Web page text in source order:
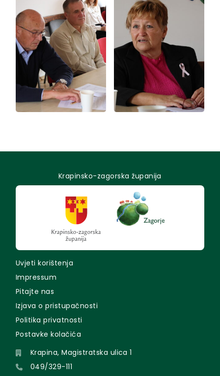
Krapinsko-zagorska županija
Uvjeti korištenja
Impressum
Pitajte nas
Izjava o pristupačnosti
Politika privatnosti
Postavke kolačića
Krapina, Magistratska ulica 1
049/329-111